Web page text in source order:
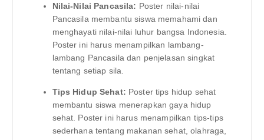
Nilai-Nilai Pancasila: Poster nilai-nilai
Pancasila membantu siswa memahami dan
menghayati nilai-nilai luhur bangsa Indonesia.
Poster ini harus menampilkan lambang-
lambang Pancasila dan penjelasan singkat
tentang setiap sila.
Tips Hidup Sehat: Poster tips hidup sehat
membantu siswa menerapkan gaya hidup
sehat. Poster ini harus menampilkan tips-tips
sederhana tentang makanan sehat, olahraga,